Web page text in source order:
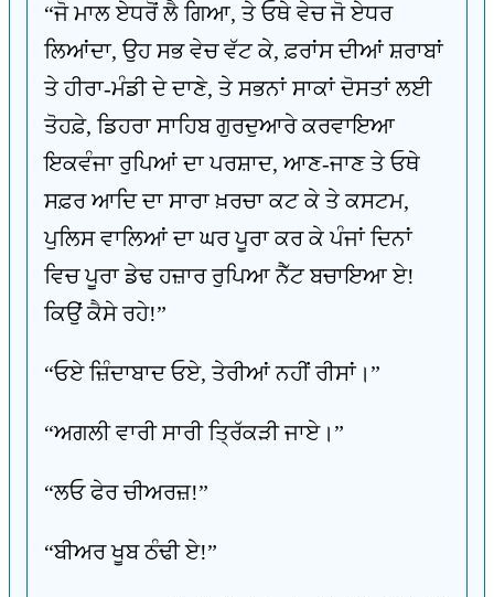
“ਜੋ ਮਾਲ ਏਧਰੋਂ ਲੈ ਗਿਆ, ਤੇ ਓਥੇ ਵੇਚ ਜੋ ਏਧਰ
ਲਿਆਂਦਾ, ਉਹ ਸਭ ਵੇਚ ਵੱਟ ਕੇ, ਫ਼ਰਾਂਸ ਦੀਆਂ ਸ਼ਰਾਬਾਂ
ਤੇ ਹੀਰਾ-ਮੰਡੀ ਦੇ ਦਾਣੇ, ਤੇ ਸਭਨਾਂ ਸਾਕਾਂ ਦੋਸਤਾਂ ਲਈ
ਤੋਹਫ਼ੇ, ਡਿਹਰਾ ਸਾਹਿਬ ਗੁਰਦੁਆਰੇ ਕਰਵਾਇਆ
ਇਕਵੰਜਾ ਰੁਪਿਆਂ ਦਾ ਪਰਸ਼ਾਦ, ਆਣ-ਜਾਣ ਤੇ ਓਥੇ
ਸਫ਼ਰ ਆਦਿ ਦਾ ਸਾਰਾ ਖ਼ਰਚਾ ਕਟ ਕੇ ਤੇ ਕਸਟਮ,
ਪੁਲਿਸ ਵਾਲਿਆਂ ਦਾ ਘਰ ਪੂਰਾ ਕਰ ਕੇ ਪੰਜਾਂ ਦਿਨਾਂ
ਵਿਚ ਪੂਰਾ ਡੇਢ ਹਜ਼ਾਰ ਰੁਪਿਆ ਨੈੱਟ ਬਚਾਇਆ ਏ!
ਕਿਉਂ ਕੈਸੇ ਰਹੇ!”
“ਓਏ ਜ਼ਿੰਦਾਬਾਦ ਓਏ, ਤੇਰੀਆਂ ਨਹੀਂ ਰੀਸਾਂ।”
“ਅਗਲੀ ਵਾਰੀ ਸਾਰੀ ਤ੍ਰਿੱਕੜੀ ਜਾਏ।”
“ਲਓ ਫੇਰ ਚੀਅਰਜ਼!”
“ਬੀਅਰ ਖੂਬ ਠੰਢੀ ਏ!”